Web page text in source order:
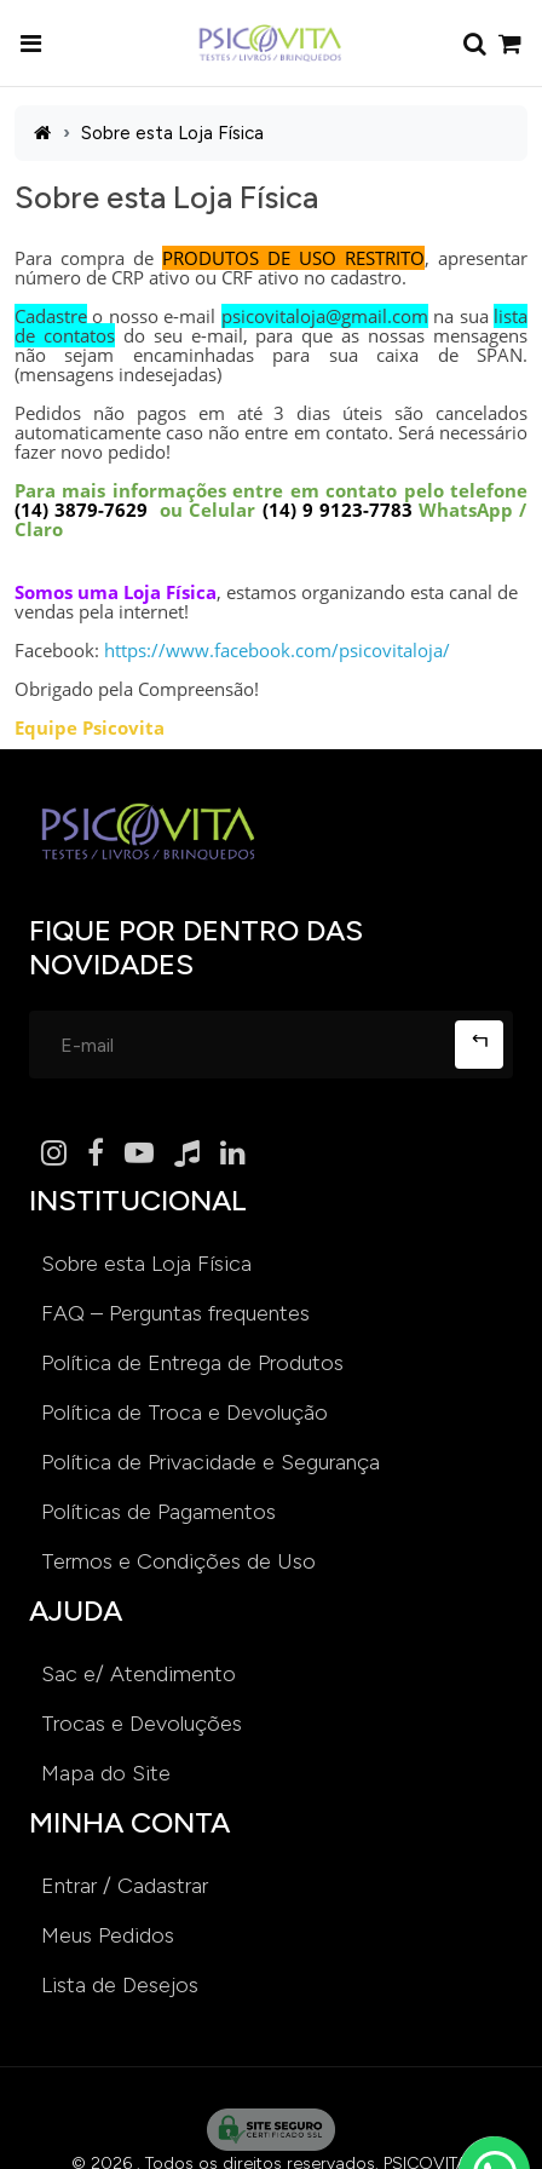
Sobre esta Loja Física
Sobre esta Loja Física
Para compra de PRODUTOS DE USO RESTRITO, apresentar
número de CRP ativo ou CRF ativo no cadastro.
Cadastre o nosso e-mail psicovitaloja@gmail.com na sua lista
de contatosdo seu e-mail, para que as nossas mensagens
não sejam encaminhadas para sua caixa de SPAN.
(mensagens indesejadas)
Pedidos não pagos em até 3 dias úteis são cancelados
automaticamente caso não entre em contato. Será necessário
fazer novo pedido!
Para mais informações entre em contato pelo telefone
(14) 3879-7629 ou Celular (14) 9 9123-7783 WhatsApp /
Claro
Somos uma Loja Física, estamos organizando esta canal de
vendas pela internet!
Facebook: https://www.facebook.com/psicovitaloja/
Obrigado pela Compreensão!
Equipe Psicovita
FIQUE POR DENTRO DAS
NOVIDADES
INSTITUCIONAL
Sobre esta Loja Física
FAQ – Perguntas frequentes
Política de Entrega de Produtos
Política de Troca e Devolução
Política de Privacidade e Segurança
Políticas de Pagamentos
Termos e Condições de Uso
AJUDA
Sac e/ Atendimento
Trocas e Devoluções
Mapa do Site
MINHA CONTA
Entrar / Cadastrar
Meus Pedidos
Lista de Desejos
© 2026 . Todos os direitos reservados. PSICOVITA: